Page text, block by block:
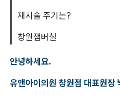
재시술 주기는?
창원잼버실
안녕하세요.
유앤아이의원 창원점 대표원장